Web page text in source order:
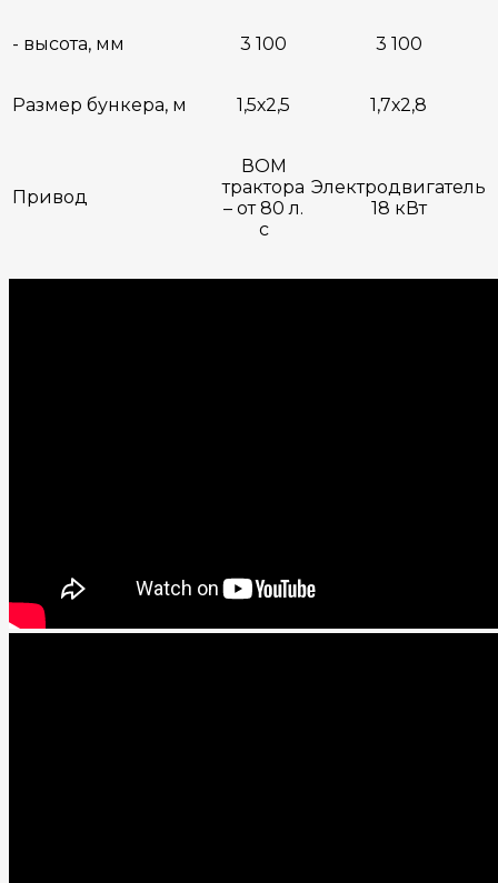
- высота, мм 3 100 3 100
Размер бункера, м 1,5х2,5 1,7х2,8
Привод
ВОМ
трактора
– от 80 л.
с
Электродвигатель
18 кВт